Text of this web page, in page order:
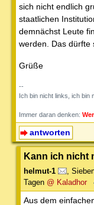
sich nicht endlich
staatlichen
demnächst Leute
werden. Das dürfte
Grüße
--
Ich bin nicht links, ich
Immer daran denken:
antworten
Kann ich nicht
helmut-1 ,
Tagen @ Kaladhor
Aus dem